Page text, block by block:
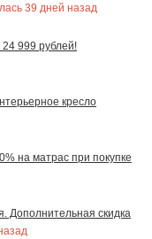
39 дней назад
999 рублей!
кресло
на матрас при покупке
Дополнительная скидка